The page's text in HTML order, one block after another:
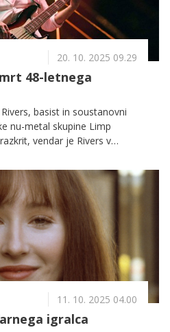
20. 10. 2025 09.29
48-letnega
basist in soustanovni
nu-metal skupine Limp
vendar je Rivers v
11. 10. 2025 04.00
igralca